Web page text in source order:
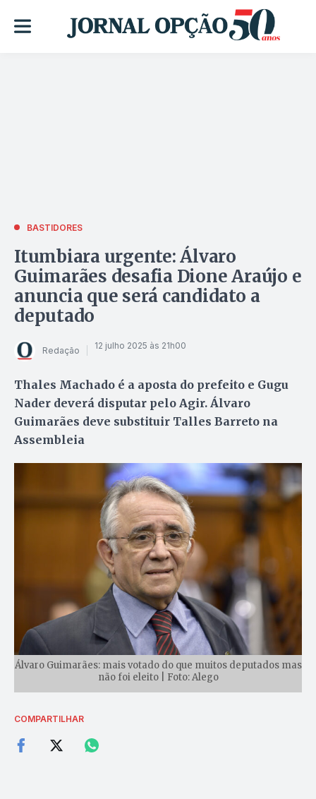
BASTIDORES
Itumbiara urgente: Álvaro
Guimarães desafia Dione Araújo e
anuncia que será candidato a
deputado
Redação 12 julho 2025 às 21h00
Thales Machado é a aposta do prefeito e Gugu
Nader deverá disputar pelo Agir. Álvaro
Guimarães deve substituir Talles Barreto na
Assembleia
Álvaro Guimarães: mais votado do que muitos deputados mas
não foi eleito | Foto: Alego
COMPARTILHAR